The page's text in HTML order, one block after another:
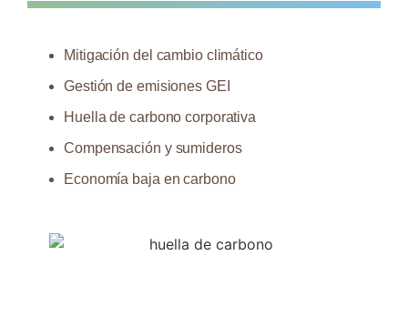
Mitigación del cambio climático
Gestión de emisiones GEI
Huella de carbono corporativa
Compensación y sumideros
Economía baja en carbono